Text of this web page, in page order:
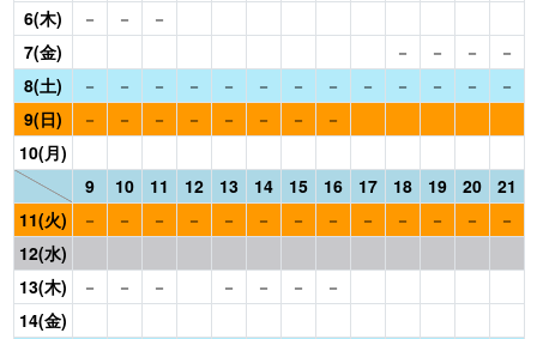
6(木)
－ －
－
7(金)
－ － －
－
8(土)
－ － － － － － － － － － － －
－
9(日)
－ － － － － － －
－
10(月)
9
10 11 12 13 14 15 16 17 18 19 20
21
11(火)
－ － － － － － － － － － － －
－
12(水)
13(木)
－ － － － － －
－
14(金)